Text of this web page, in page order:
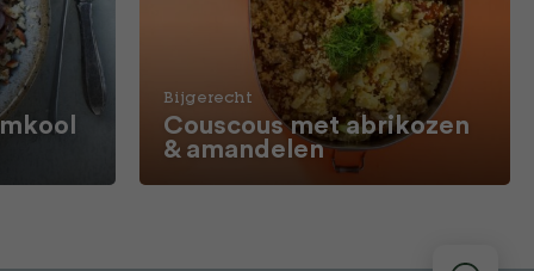
Bijgerecht
Couscous met abrikozen
& amandelen